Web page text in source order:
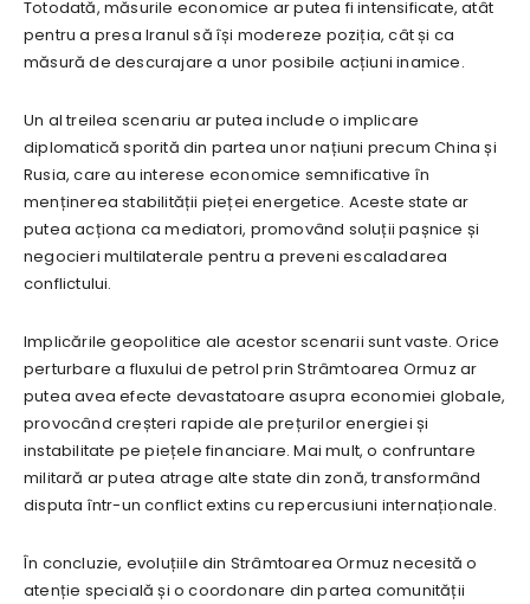
Totodată, măsurile economice ar putea fi intensificate, atât
pentru a presa Iranul să își modereze poziția, cât și ca
măsură de descurajare a unor posibile acțiuni inamice.
Un al treilea scenariu ar putea include o implicare
diplomatică sporită din partea unor națiuni precum China și
Rusia, care au interese economice semnificative în
menținerea stabilității pieței energetice. Aceste state ar
putea acționa ca mediatori, promovând soluții pașnice și
negocieri multilaterale pentru a preveni escaladarea
conflictului.
Implicările geopolitice ale acestor scenarii sunt vaste. Orice
perturbare a fluxului de petrol prin Strâmtoarea Ormuz ar
putea avea efecte devastatoare asupra economiei globale,
provocând creșteri rapide ale prețurilor energiei și
instabilitate pe piețele financiare. Mai mult, o confruntare
militară ar putea atrage alte state din zonă, transformând
disputa într-un conflict extins cu repercusiuni internaționale.
În concluzie, evoluțiile din Strâmtoarea Ormuz necesită o
atenție specială și o coordonare din partea comunității